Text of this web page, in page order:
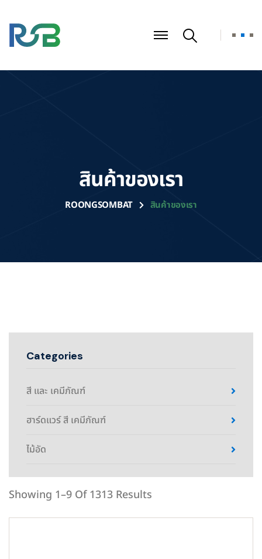
สินค้าของเรา
ROONGSOMBAT สินค้าของเรา
Categories
สี และ เคมีภัณฑ์
ฮาร์ดแวร์ สี เคมีภัณฑ์
ไม้อัด
Showing 1–9 Of 1313 Results